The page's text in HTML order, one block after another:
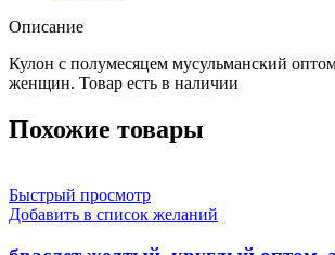
Описание
Кулон с полумесяцем мусульманский
женщин. Товар есть в наличии
Похожие товары
Быстрый просмотр
Добавить в список желаний